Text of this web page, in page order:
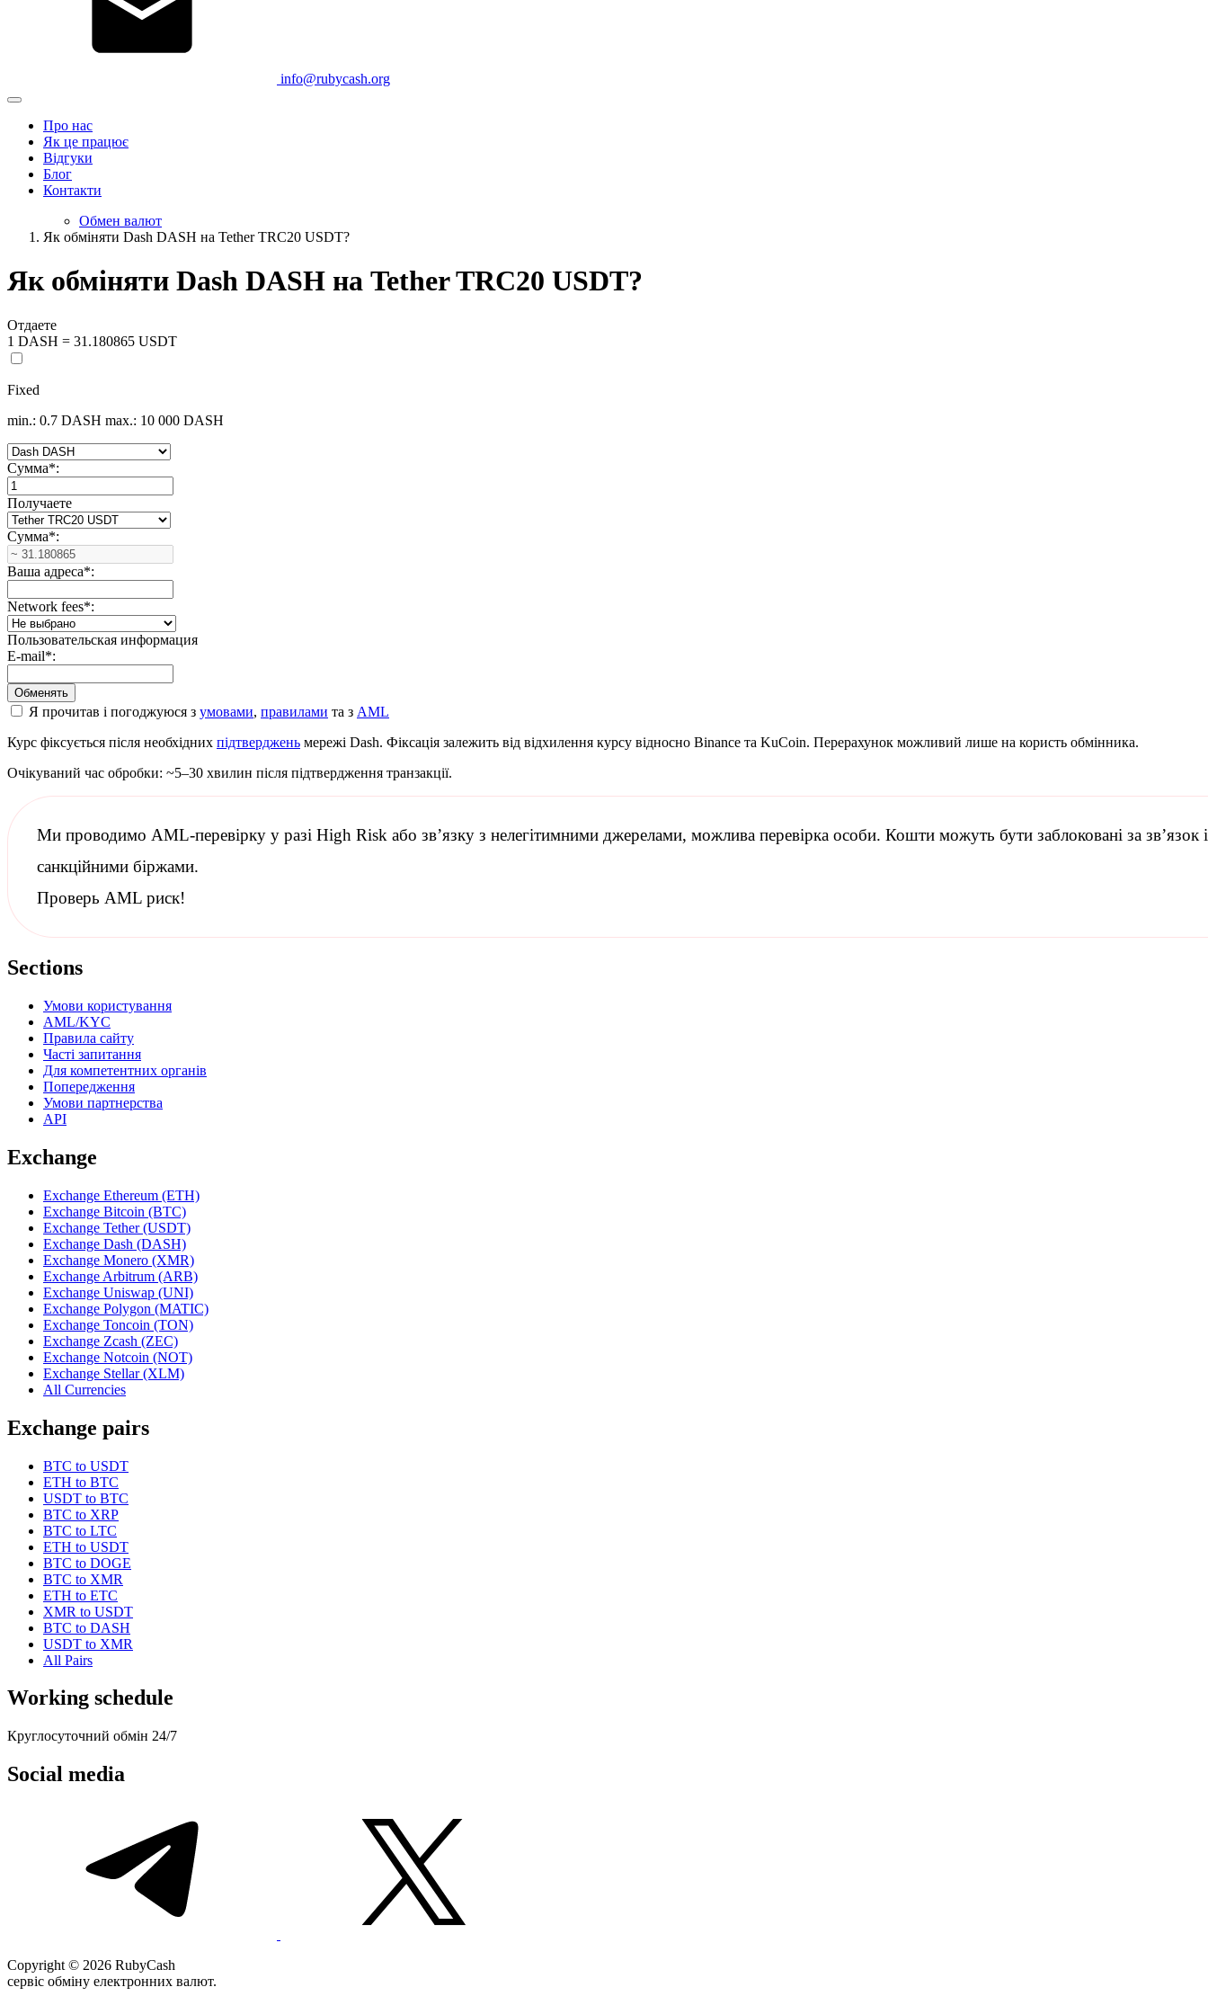
info@rubycash.org
Про нас
Як це працює
Відгуки
Блог
Контакти
Обмен валют
Як обміняти Dash DASH на Tether TRC20 USDT?
Як обміняти Dash DASH на Tether TRC20 USDT?
Отдаете
1 DASH = 31.180865 USDT
Fixed
min.: 0.7 DASH max.: 10 000 DASH
Сумма*:
Получаете
Сумма*:
Ваша адреса*:
Network fees*:
Пользовательская информация
E-mail*:
Я прочитав і погоджуюся з умовами, правилами та з AML
Курс фіксується після необхідних підтверджень мережі Dash. Фіксація залежить від відхилення курсу відносно Binance та KuCoin. Перерахунок можливий лише на користь обмінника.
Очікуваний час обробки: ~5–30 хвилин після підтвердження транзакції.
Ми проводимо AML-перевірку у разі High Risk або зв’язку з нелегітимними джерелами, можлива перевірка особи. Кошти можуть бути заблоковані за зв’язок
санкційними біржами.
Проверь AML риск!
Sections
Умови користування
AML/KYC
Правила сайту
Часті запитання
Для компетентних органів
Попередження
Умови партнерства
API
Exchange
Exchange Ethereum (ETH)
Exchange Bitcoin (BTC)
Exchange Tether (USDT)
Exchange Dash (DASH)
Exchange Monero (XMR)
Exchange Arbitrum (ARB)
Exchange Uniswap (UNI)
Exchange Polygon (MATIC)
Exchange Toncoin (TON)
Exchange Zcash (ZEC)
Exchange Notcoin (NOT)
Exchange Stellar (XLM)
All Currencies
Exchange pairs
BTC to USDT
ETH to BTC
USDT to BTC
BTC to XRP
BTC to LTC
ETH to USDT
BTC to DOGE
BTC to XMR
ETH to ETC
XMR to USDT
BTC to DASH
USDT to XMR
All Pairs
Working schedule
Круглосуточний обмін 24/7
Social media
Copyright © 2026 RubyCash
сервіс обміну електронних валют.